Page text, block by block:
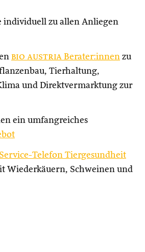
individuell zu allen Anliegen
bio austria Berater:innen zu
Tierhaltung,
und Direktvermarktung zur
ein umfangreiches
Telefon Tiergesundheit
Wiederkäuern, Schweinen und